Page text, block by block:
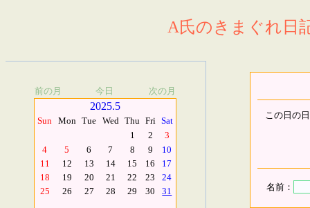
A氏のきまぐれ日
前の月 今日 次の月
2025.5
Sun Mon Tue Wed Thu Fri Sat
1
2
3
4
5 6 7 8 9
10
11
12 13 14 15 16
17
18
19 20 21 22 23
24
25
26 27 28 29 30 31
この日の
名前：